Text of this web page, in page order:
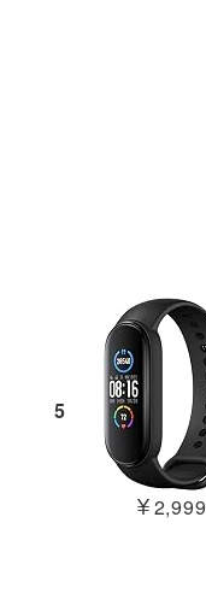
5
￥2,999